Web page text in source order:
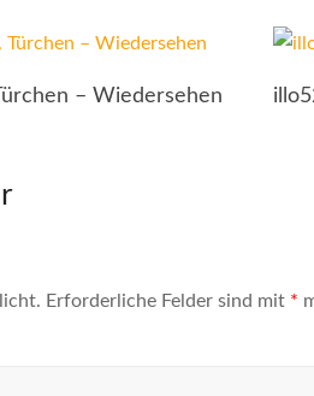
– Wiedersehen
Erforderliche Felder sind mit *